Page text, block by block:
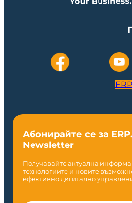
Абонирайте се за
Newsletter
Получавайте актуална
технологиите и новите
ефективно дигитално